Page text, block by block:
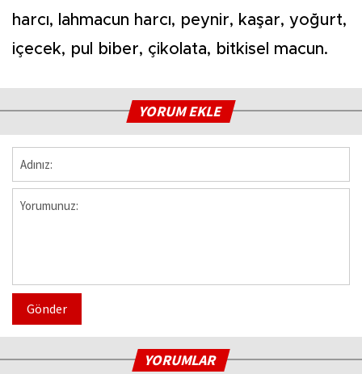
harcı, lahmacun harcı, peynir, kaşar, yoğurt,
içecek, pul biber, çikolata, bitkisel macun.
YORUM EKLE
Gönder
YORUMLAR